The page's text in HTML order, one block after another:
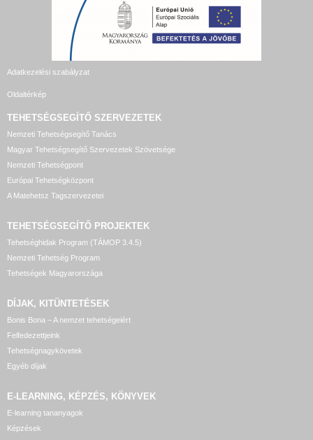
Adatkezelési szabályzat
Oldaltérkép
TEHETSÉGSEGÍTŐ SZERVEZETEK
Nemzeti Tehetségsegítő Tanács
Magyar Tehetségsegítő Szervezetek Szövetsége
Nemzeti Tehetségpont
Európai Tehetségközpont
A Matehetsz Tagszervezetei
TEHETSÉGSEGÍTŐ PROJEKTEK
Tehetséghidak Program (TÁMOP 3.4.5)
Nemzeti Tehetség Program
Tehetségek Magyarországa
DÍJAK, KITÜNTETÉSEK
Bonis Bona – A nemzet tehetségeiért
Felfedezettjeink
Tehetségnagykövetek
Egyéb díjak
E-LEARNING, KÉPZÉS, KÖNYVEK
E-learning tananyagok
Képzések